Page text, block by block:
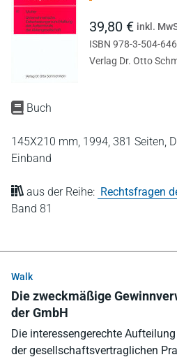
Buch
145X210 mm, 1994, 381 Seiten,
Einband
aus der Reihe: Rechtsfragen
Band 81
39,80 € inkl.
ISBN 978-3-504-
Verlag Dr. Otto
Walk
Die zweckmäßige
der GmbH
Die interessengerechte
der gesellschaftsvertraglichen